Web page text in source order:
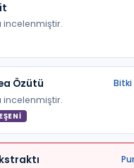
incelenmiştir.
Özütü
Bitki
incelenmiştir.